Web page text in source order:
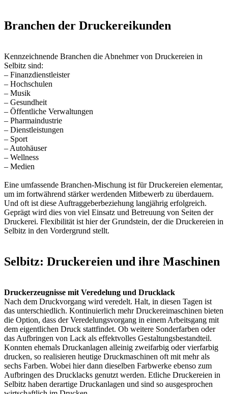
Branchen der Druckereikunden
Kennzeichnende Branchen die Abnehmer von Druckereien in
Selbitz sind:
– Finanzdienstleister
– Hochschulen
– Musik
– Gesundheit
– Öffentliche Verwaltungen
– Pharmaindustrie
– Dienstleistungen
– Sport
– Autohäuser
– Wellness
– Medien
Eine umfassende Branchen-Mischung ist für Druckereien elementar,
um im fortwährend stärker werdenden Mitbewerb zu überdauern.
Und oft ist diese Auftraggeberbeziehung langjährig erfolgreich.
Geprägt wird dies von viel Einsatz und Betreuung von Seiten der
Druckerei. Flexibilität ist hier der Grundstein, der die Druckereien in
Selbitz in den Vordergrund stellt.
Selbitz: Druckereien und ihre Maschinen
Druckerzeugnisse mit Veredelung und Drucklack
Nach dem Druckvorgang wird veredelt. Halt, in diesen Tagen ist
das unterschiedlich. Kontinuierlich mehr Druckereimaschinen bieten
die Option, dass der Veredelungsvorgang in einem Arbeitsgang mit
dem eigentlichen Druck stattfindet. Ob weitere Sonderfarben oder
das Aufbringen von Lack als effektvolles Gestaltungsbestandteil.
Konnten ehemals Druckanlagen alleinig zweifarbig oder vierfarbig
drucken, so realisieren heutige Druckmaschinen oft mit mehr als
sechs Farben. Wobei hier dann dieselben Farbwerke ebenso zum
Aufbringen des Drucklacks genutzt werden. Etliche Druckereien in
Selbitz haben derartige Druckanlagen und sind so ausgesprochen